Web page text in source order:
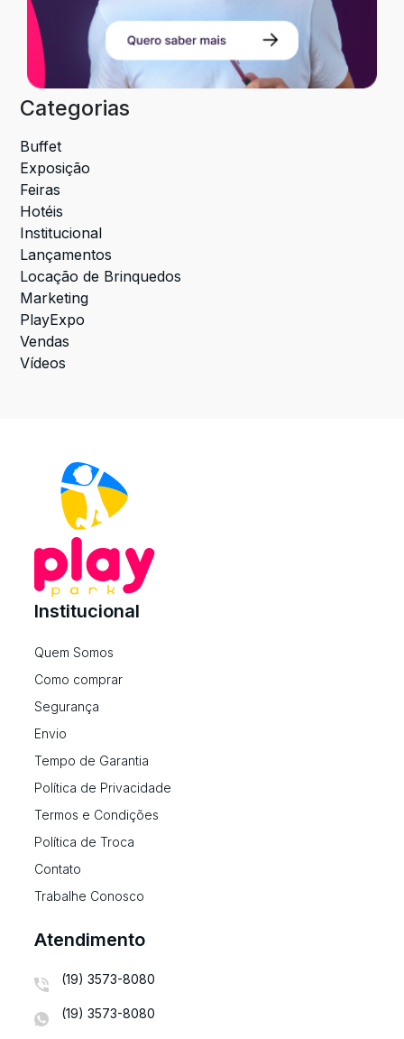
Categorias
Buffet
Exposição
Feiras
Hotéis
Institucional
Lançamentos
Locação de Brinquedos
Marketing
PlayExpo
Vendas
Vídeos
Institucional
Quem Somos
Como comprar
Segurança
Envio
Tempo de Garantia
Política de Privacidade
Termos e Condições
Política de Troca
Contato
Trabalhe Conosco
Atendimento
(19) 3573-8080
(19) 3573-8080